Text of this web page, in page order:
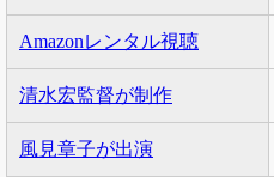
Amazonレンタル視聴
清水宏監督が制作
風見章子が出演